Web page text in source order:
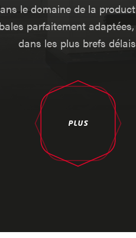
le domaine de la
parfaitement
dans les plus brefs
PLUS